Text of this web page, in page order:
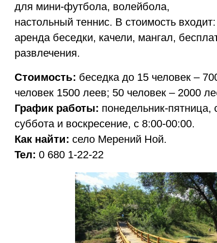
для мини-футбола, волейбола,
настольный теннис. В стоимость входит:
аренда беседки, качели, мангал,
развлечения.
Стоимость: беседка до 15 человек –
человек 1500 леев; 50 человек – 2000
График работы: понедельник-пятница,
суббота и воскресение, с 8:00-00:00.
Как найти: село Мерений Ной.
Teл: 0 680 1-22-22